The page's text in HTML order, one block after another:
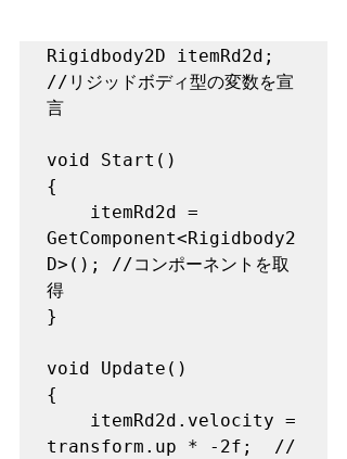
Rigidbody2D itemRd2d;
//リジッドボディ型の変数を宣
言
void Start()
{
GetComponent<Rigidbody2
D>(); //コンポーネントを取
得
}
void Update()
{
transform.up * -2f;  //